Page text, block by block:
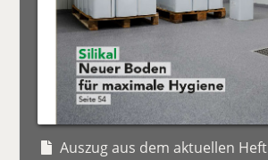
Auszug aus dem aktuellen Heft